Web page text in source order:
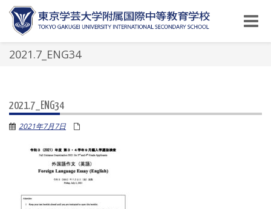
Toggle
2021.7_ENG34
2021.7_ENG34
2021年7月7日